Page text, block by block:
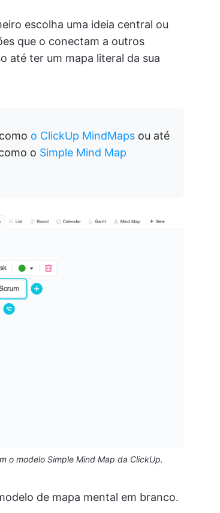
escolha uma ideia central ou
que o conectam a outros
até ter um mapa literal da sua
o ClickUp MindMaps ou até
o Simple Mind Map
o modelo Simple Mind Map da ClickUp.
de mapa mental em branco.